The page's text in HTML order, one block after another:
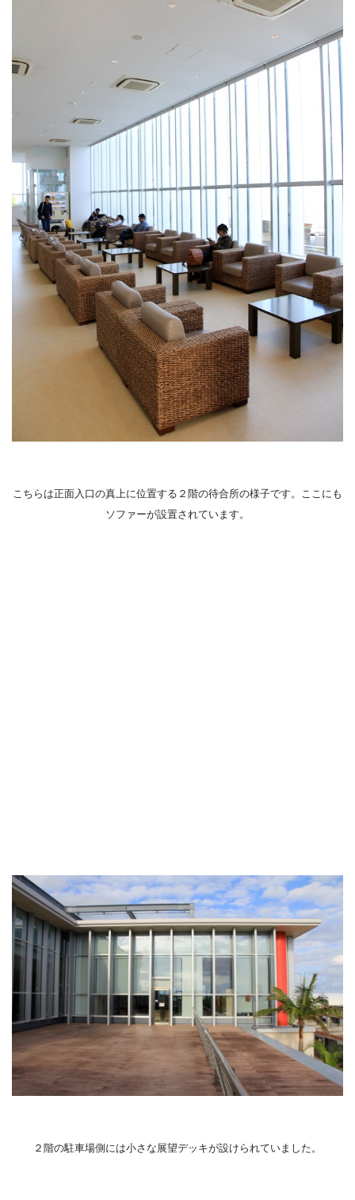
こちらは正面入口の真上に位置する２階の待合所の様子です。ここにも
ソファーが設置されています。
２階の駐車場側には小さな展望デッキが設けられていました。